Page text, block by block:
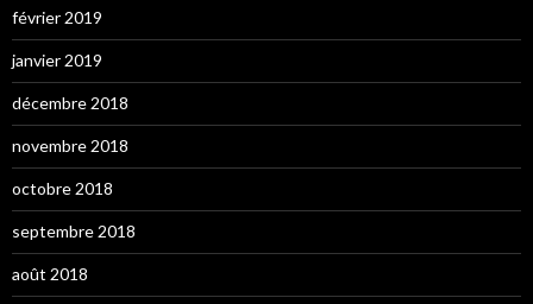
février 2019
janvier 2019
décembre 2018
novembre 2018
octobre 2018
septembre 2018
août 2018